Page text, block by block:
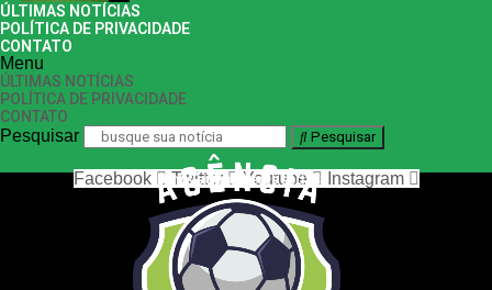
ÚLTIMAS NOTÍCIAS
POLÍTICA DE PRIVACIDADE
CONTATO
Menu
ÚLTIMAS NOTÍCIAS
POLÍTICA DE PRIVACIDADE
CONTATO
Pesquisar Pesquisar
nos siga nas redes sociais
Facebook Twitter Youtube Instagram